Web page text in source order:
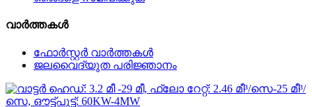
വാർത്തകൾ
ഫോർസ്റ്റർ വാർത്തകൾ
ജലവൈദ്യുത പരിജ്ഞാനം